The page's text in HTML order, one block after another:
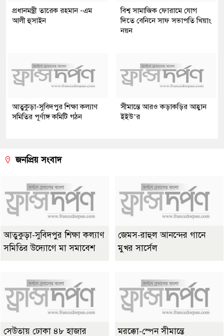
প্রধানমন্ত্রী তারেক রহমান -এম
আলী হুসাইন
বিশ্ব সামাজিক ফোরামে যোগ
দিতে বেনিনে সাফ সভাপতি খিয়াং
নয়ন
আতুকুড়া-সুবিদপুর শিক্ষা কল্যাণ
সমিতির পূর্ণাঙ্গ কমিটি গঠন
সীমান্তে আরও কড়াকড়ির আহ্বান
ইইউ’র
জনপ্রিয় সংবাদ
আতুকুড়া-সুবিদপুর শিক্ষা কল্যাণ
সমিতির উদ্যোগে মা সমাবেশ
জেমস-রাহুল আনন্দের গানে
মুখর সার্সেল
সেউতায় ঢোকা ৪৮ হাজার মরক্কো-স্পেন সীমান্তে